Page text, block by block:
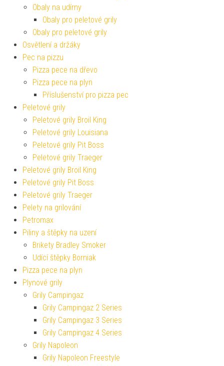
Obaly na udírny
Obaly pro peletové grily
Obaly pro peletové grily
Osvětlení a držáky
Pec na pizzu
Pizza pece na dřevo
Pizza pece na plyn
Příslušenství pro pizza pec
Peletové grily
Peletové grily Broil King
Peletové grily Louisiana
Peletové grily Pit Boss
Peletové grily Traeger
Peletové grily Broil King
Peletové grily Pit Boss
Peletové grily Traeger
Pelety na grilování
Petromax
Piliny a štěpky na uzení
Brikety Bradley Smoker
Udící štěpky Borniak
Pizza pece na plyn
Plynové grily
Grily Campingaz
Grily Campingaz 2 Series
Grily Campingaz 3 Series
Grily Campingaz 4 Series
Grily Napoleon
Grily Napoleon Freestyle